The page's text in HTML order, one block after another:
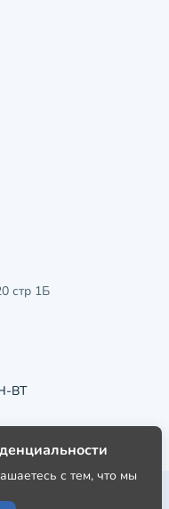
стр 1Б
ВТ
с тем, что мы